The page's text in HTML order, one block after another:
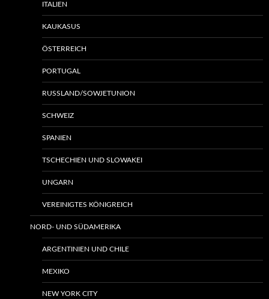
ITALIEN
KAUKASUS
ÖSTERREICH
PORTUGAL
RUSSLAND/SOWJETUNION
SCHWEIZ
SPANIEN
TSCHECHIEN UND SLOWAKEI
UNGARN
VEREINIGTES KÖNIGREICH
NORD- UND SÜDAMERIKA
ARGENTINIEN UND CHILE
MEXIKO
NEW YORK CITY